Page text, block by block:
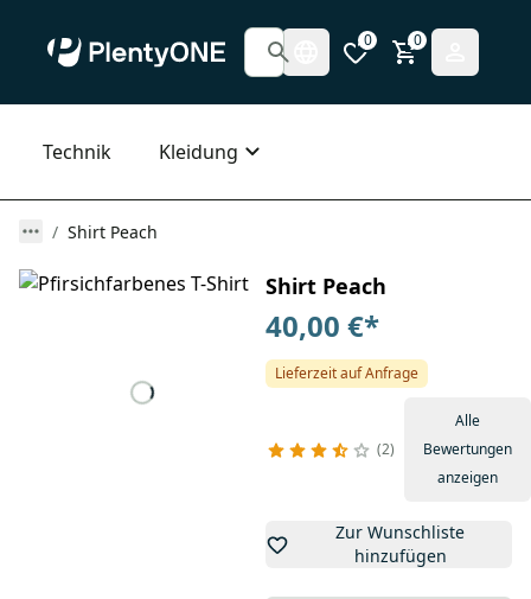
0 0
Technik Kleidung
Shirt Peach
Shirt Peach
40,00 €*
Lieferzeit auf Anfrage
2
Alle
Bewertungen
anzeigen
Zur Wunschliste
hinzufügen